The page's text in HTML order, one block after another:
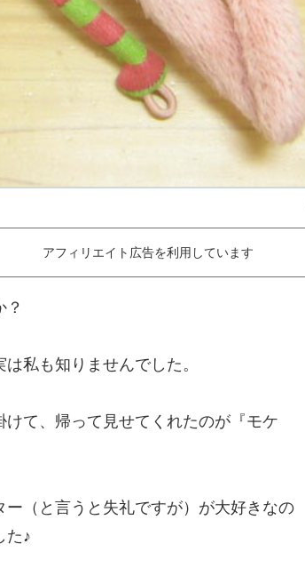
アフィリエイト広告を利用しています
私も知りませんでした。
て、帰って見せてくれたのが『モケ
（と言うと失礼ですが）が大好きなの
た♪